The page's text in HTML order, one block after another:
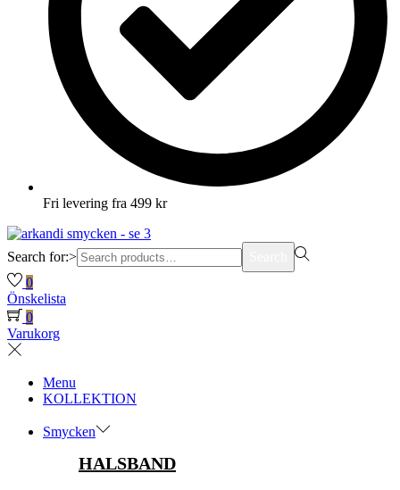
Fri levering fra 499 kr
Search for:>
0
Önskelista
0
Varukorg
Menu
KOLLEKTION
Smycken
HALSBAND